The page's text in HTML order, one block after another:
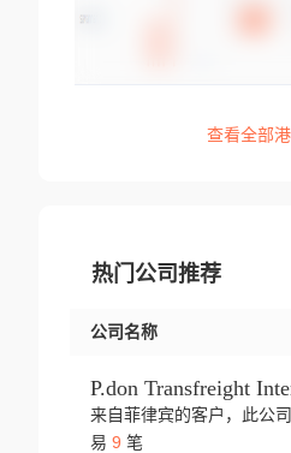
查看全部
热门公司推荐
公司名称
来自菲律宾的客户，此公
易 9 笔